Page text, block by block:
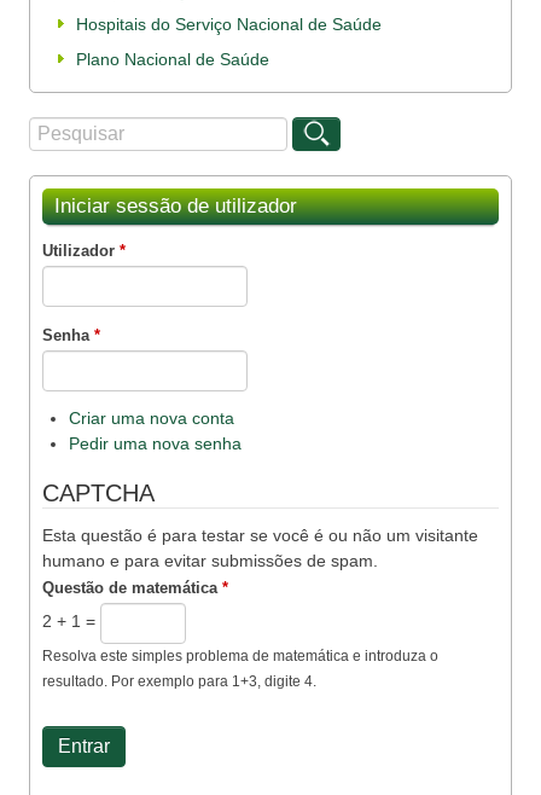
Hospitais do Serviço Nacional de Saúde
Plano Nacional de Saúde
Formulário de procura
Procurar
Iniciar sessão de utilizador
Utilizador *
Senha *
Criar uma nova conta
Pedir uma nova senha
CAPTCHA
Esta questão é para testar se você é ou não um visitante
humano e para evitar submissões de spam.
Questão de matemática *
2 + 1 =
Resolva este simples problema de matemática e introduza o
resultado. Por exemplo para 1+3, digite 4.